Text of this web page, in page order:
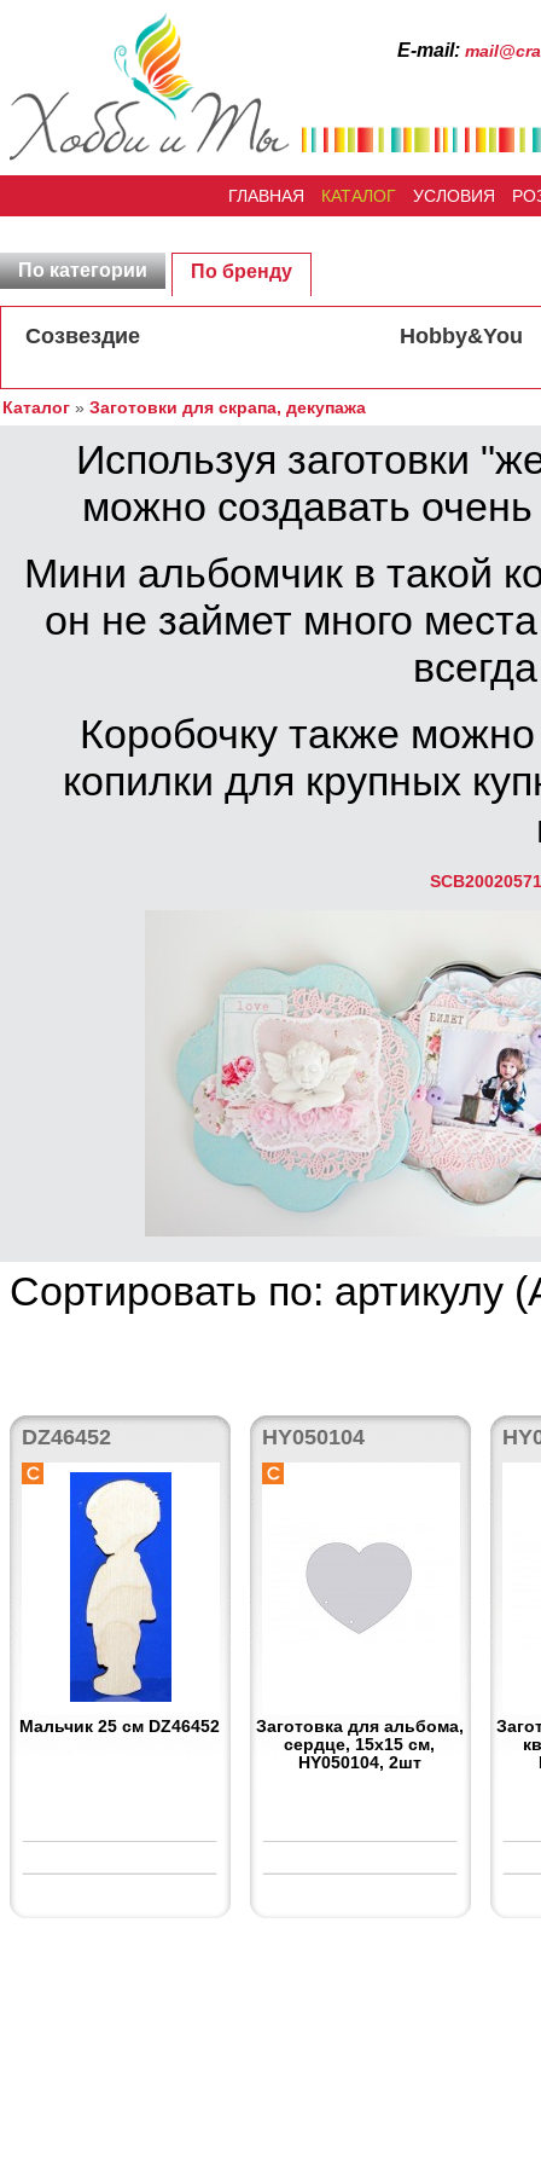
Е-mail:
ГЛАВНАЯ КАТАЛОГ УСЛОВИЯ
По категории По бренду
Созвездие Hobby&You
Каталог » Заготовки для скрапа, декупажа
Используя заготовки
можно создавать
Мини альбомчик в такой
он не займет много
Коробочку также
копилки для крупных
Сортировать по: артикулу
DZ46452
Мальчик 25 см DZ46452
HY050104
Заготовка для альбома,
сердце, 15х15 см,
HY050104, 2шт